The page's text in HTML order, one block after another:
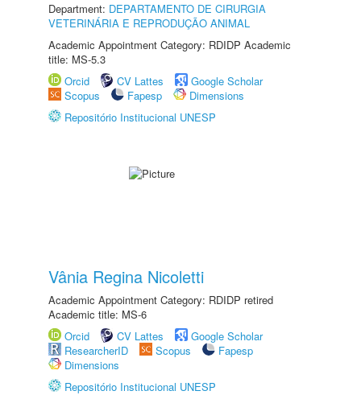
Department: DEPARTAMENTO DE CIRURGIA
VETERINÁRIA E REPRODUÇÃO ANIMAL
Academic Appointment Category: RDIDP Academic
title: MS-5.3
Orcid
CV Lattes
Google Scholar
Scopus
Fapesp
Dimensions
Repositório Institucional UNESP
Vânia Regina Nicoletti
Academic Appointment Category: RDIDP retired
Academic title: MS-6
Orcid
CV Lattes
Google Scholar
ResearcherID
Scopus
Fapesp
Dimensions
Repositório Institucional UNESP